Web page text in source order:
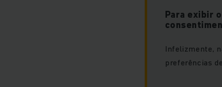
Para exibir
Infelizmente,
preferências